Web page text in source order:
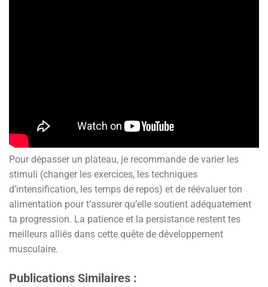
Pour dépasser un plateau, je recommande de varier les
stimuli (changer les exercices, les techniques
d’intensification, les temps de repos) et de réévaluer ton
alimentation pour t’assurer qu’elle soutient adéquatement
ta progression. La patience et la persistance restent tes
meilleurs alliés dans cette quête de développement
musculaire.
Publications Similaires :